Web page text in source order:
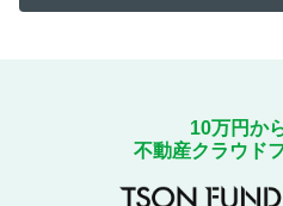
10万円か
不動産クラウド